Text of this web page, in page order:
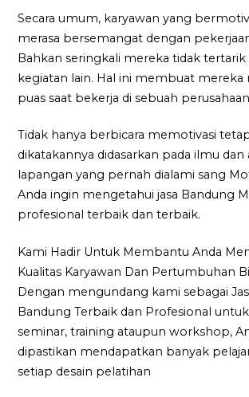
Secara umum, karyawan yang
merasa bersemangat dengan
Bahkan seringkali mereka tidak tertarik
kegiatan lain. Hal ini membuat mereka
puas saat bekerja di sebuah
Tidak hanya berbicara memotivasi
dikatakannya didasarkan pada ilmu dan
lapangan yang pernah dialami sang
Anda ingin mengetahui jasa Bandung
profesional terbaik dan terbaik.
Kami Hadir Untuk Membantu Anda
Kualitas Karyawan Dan Pertumbuhan
Dengan mengundang kami sebagai
Bandung Terbaik dan Profesional
seminar, training ataupun workshop,
dipastikan mendapatkan banyak
setiap desain pelatihan